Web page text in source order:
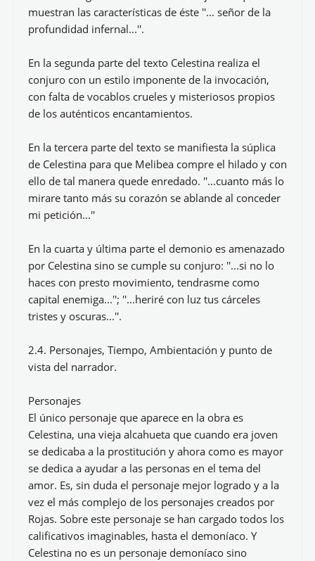
muestran las características de éste ''... señor de la
profundidad infernal...''.
En la segunda parte del texto Celestina realiza el
conjuro con un estilo imponente de la invocación,
con falta de vocablos crueles y misteriosos propios
de los auténticos encantamientos.
En la tercera parte del texto se manifiesta la súplica
de Celestina para que Melibea compre el hilado y con
ello de tal manera quede enredado. ''...cuanto más lo
mirare tanto más su corazón se ablande al conceder
mi petición...''
En la cuarta y última parte el demonio es amenazado
por Celestina sino se cumple su conjuro: ''...si no lo
haces con presto movimiento, tendrasme como
capital enemiga...''; ''...heriré con luz tus cárceles
tristes y oscuras...''.
2.4. Personajes, Tiempo, Ambientación y punto de
vista del narrador.
Personajes
El único personaje que aparece en la obra es
Celestina, una vieja alcahueta que cuando era joven
se dedicaba a la prostitución y ahora como es mayor
se dedica a ayudar a las personas en el tema del
amor. Es, sin duda el personaje mejor logrado y a la
vez el más complejo de los personajes creados por
Rojas. Sobre este personaje se han cargado todos los
calificativos imaginables, hasta el demoníaco. Y
Celestina no es un personaje demoníaco sino